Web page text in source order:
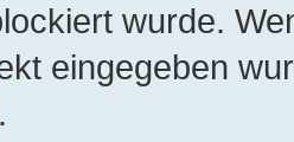
wurde.
eingegeben